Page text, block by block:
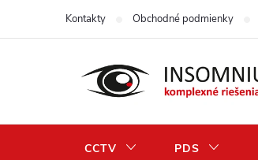
Kontakty Obchodné podmienky
CCTV PDS